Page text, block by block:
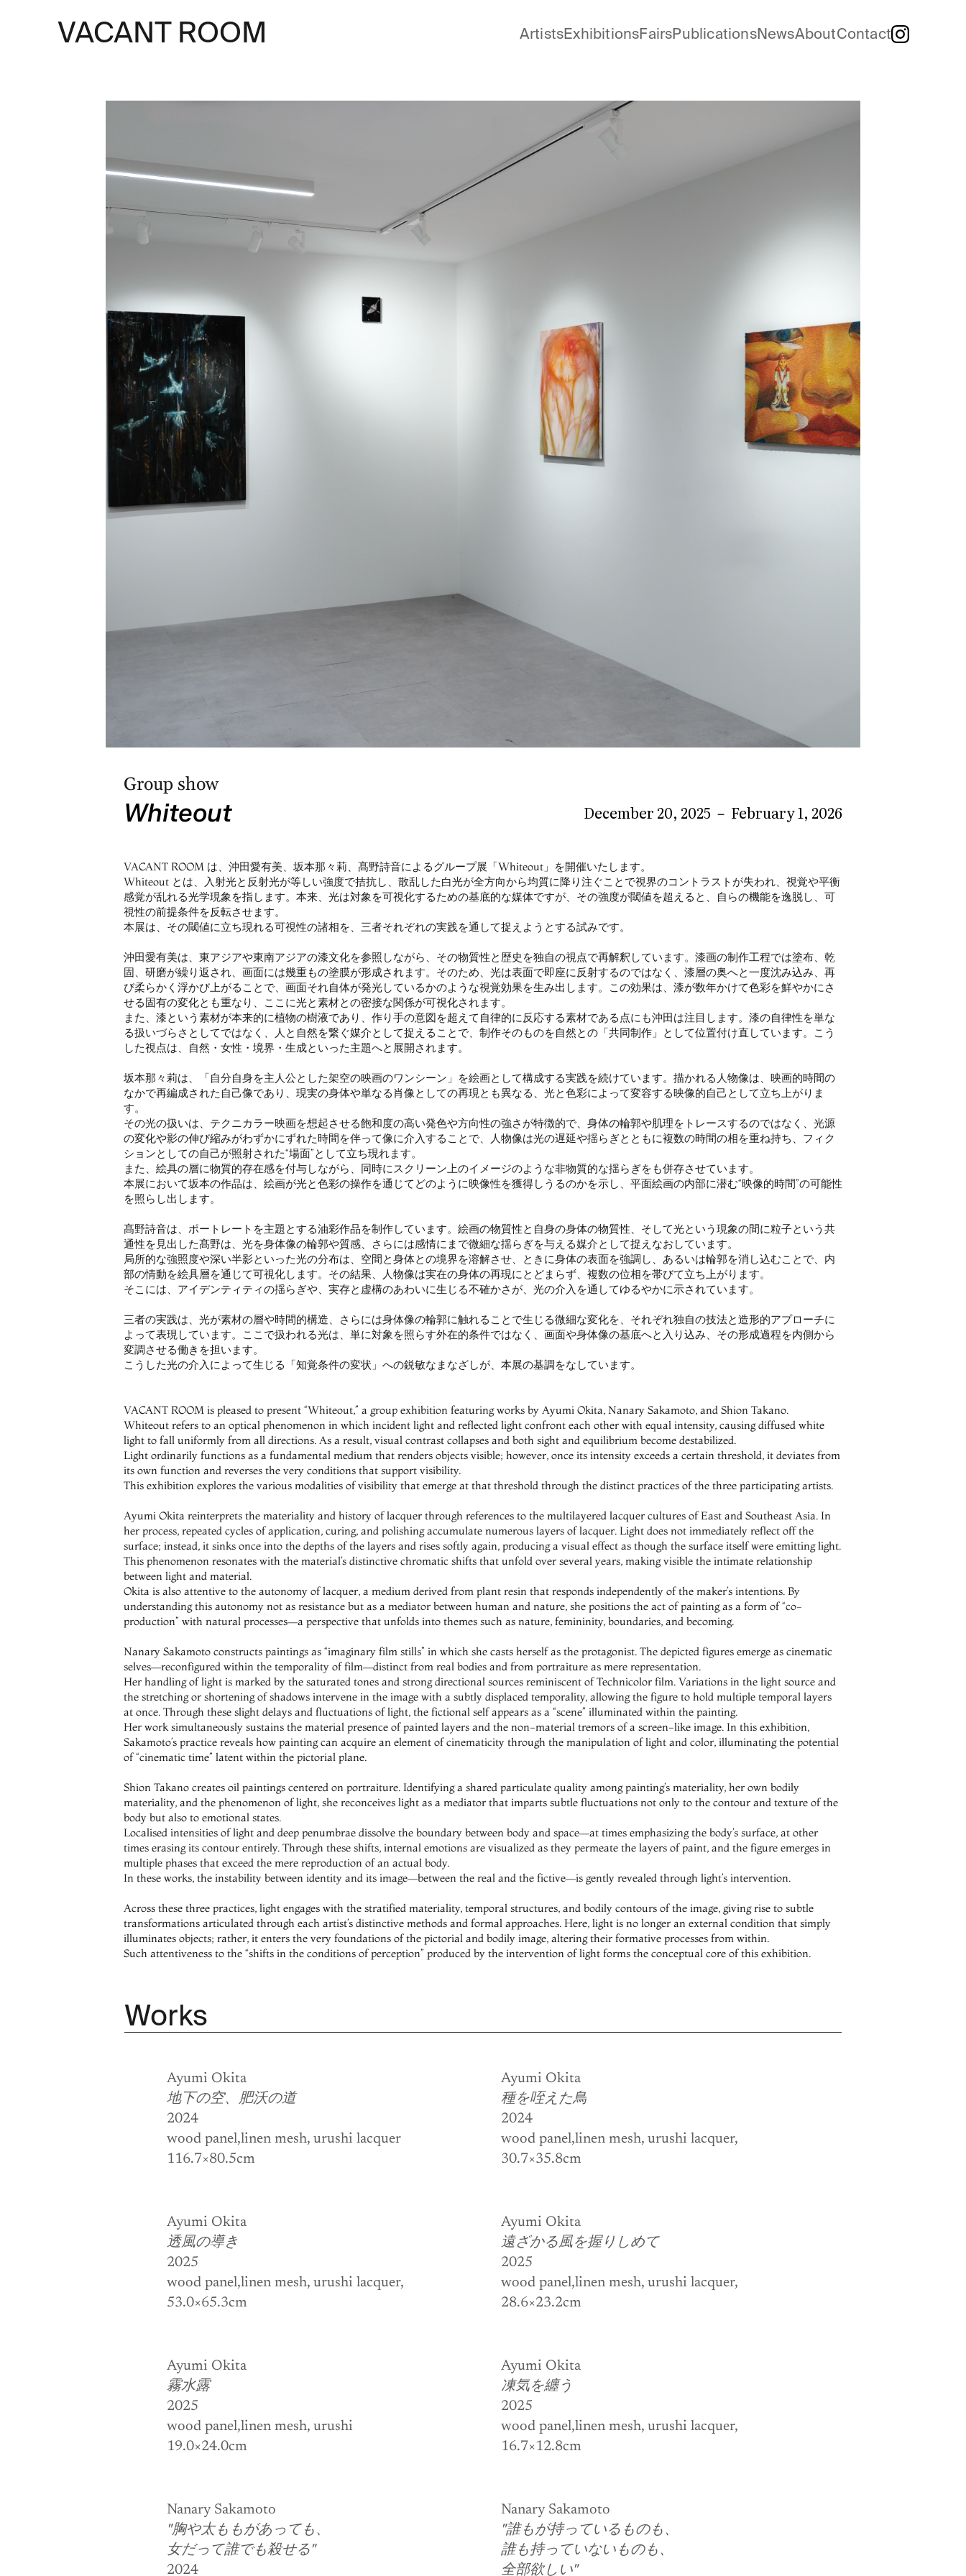
VACANT ROOM ArtistsExhibitionsFairsPublicationsNewsAboutContact
Group show
Whiteout December 20, 2025 － February 1, 2026
VACANT ROOM は、沖田愛有美、坂本那々莉、髙野詩音によるグループ展「Whiteout」を開催いたします。
Whiteout とは、入射光と反射光が等しい強度で拮抗し、散乱した白光が全方向から均質に降り注ぐことで視界のコントラストが失われ、視覚や平衡
感覚が乱れる光学現象を指します。本来、光は対象を可視化するための基底的な媒体ですが、その強度が閾値を超えると、自らの機能を逸脱し、可
視性の前提条件を反転させます。
本展は、その閾値に立ち現れる可視性の諸相を、三者それぞれの実践を通して捉えようとする試みです。
沖田愛有美は、東アジアや東南アジアの漆文化を参照しながら、その物質性と歴史を独自の視点で再解釈しています。漆画の制作工程では塗布、乾
固、研磨が繰り返され、画面には幾重もの塗膜が形成されます。そのため、光は表面で即座に反射するのではなく、漆層の奥へと一度沈み込み、再
び柔らかく浮かび上がることで、画面それ自体が発光しているかのような視覚効果を生み出します。この効果は、漆が数年かけて色彩を鮮やかにさ
せる固有の変化とも重なり、ここに光と素材との密接な関係が可視化されます。
また、漆という素材が本来的に植物の樹液であり、作り手の意図を超えて自律的に反応する素材である点にも沖田は注目します。漆の自律性を単な
る扱いづらさとしてではなく、人と自然を繋ぐ媒介として捉えることで、制作そのものを自然との「共同制作」として位置付け直しています。こう
した視点は、自然・女性・境界・生成といった主題へと展開されます。
坂本那々莉は、「自分自身を主人公とした架空の映画のワンシーン」を絵画として構成する実践を続けています。描かれる人物像は、映画的時間の
なかで再編成された自己像であり、現実の身体や単なる肖像としての再現とも異なる、光と色彩によって変容する映像的自己として立ち上がりま
す。
その光の扱いは、テクニカラー映画を想起させる飽和度の高い発色や方向性の強さが特徴的で、身体の輪郭や肌理をトレースするのではなく、光源
の変化や影の伸び縮みがわずかにずれた時間を伴って像に介入することで、人物像は光の遅延や揺らぎとともに複数の時間の相を重ね持ち、フィク
ションとしての自己が照射された“場面”として立ち現れます。
また、絵具の層に物質的存在感を付与しながら、同時にスクリーン上のイメージのような非物質的な揺らぎをも併存させています。
本展において坂本の作品は、絵画が光と色彩の操作を通じてどのように映像性を獲得しうるのかを示し、平面絵画の内部に潜む“映像的時間”の可能性
を照らし出します。
髙野詩音は、ポートレートを主題とする油彩作品を制作しています。絵画の物質性と自身の身体の物質性、そして光という現象の間に粒子という共
通性を見出した髙野は、光を身体像の輪郭や質感、さらには感情にまで微細な揺らぎを与える媒介として捉えなおしています。
局所的な強照度や深い半影といった光の分布は、空間と身体との境界を溶解させ、ときに身体の表面を強調し、あるいは輪郭を消し込むことで、内
部の情動を絵具層を通じて可視化します。その結果、人物像は実在の身体の再現にとどまらず、複数の位相を帯びて立ち上がります。
そこには、アイデンティティの揺らぎや、実存と虚構のあわいに生じる不確かさが、光の介入を通してゆるやかに示されています。
三者の実践は、光が素材の層や時間的構造、さらには身体像の輪郭に触れることで生じる微細な変化を、それぞれ独自の技法と造形的アプローチに
よって表現しています。ここで扱われる光は、単に対象を照らす外在的条件ではなく、画面や身体像の基底へと入り込み、その形成過程を内側から
変調させる働きを担います。
こうした光の介入によって生じる「知覚条件の変状」への鋭敏なまなざしが、本展の基調をなしています。
VACANT ROOM is pleased to present “Whiteout,” a group exhibition featuring works by Ayumi Okita, Nanary Sakamoto, and Shion Takano.
Whiteout refers to an optical phenomenon in which incident light and reflected light confront each other with equal intensity, causing diffused white
light to fall uniformly from all directions. As a result, visual contrast collapses and both sight and equilibrium become destabilized.
Light ordinarily functions as a fundamental medium that renders objects visible; however, once its intensity exceeds a certain threshold, it deviates from
its own function and reverses the very conditions that support visibility.
This exhibition explores the various modalities of visibility that emerge at that threshold through the distinct practices of the three participating artists.
Ayumi Okita reinterprets the materiality and history of lacquer through references to the multilayered lacquer cultures of East and Southeast Asia. In
her process, repeated cycles of application, curing, and polishing accumulate numerous layers of lacquer. Light does not immediately reflect off the
surface; instead, it sinks once into the depths of the layers and rises softly again, producing a visual effect as though the surface itself were emitting light.
This phenomenon resonates with the material’s distinctive chromatic shifts that unfold over several years, making visible the intimate relationship
between light and material.
Okita is also attentive to the autonomy of lacquer, a medium derived from plant resin that responds independently of the maker’s intentions. By
understanding this autonomy not as resistance but as a mediator between human and nature, she positions the act of painting as a form of “co-
production” with natural processes—a perspective that unfolds into themes such as nature, femininity, boundaries, and becoming.
Nanary Sakamoto constructs paintings as “imaginary film stills” in which she casts herself as the protagonist. The depicted figures emerge as cinematic
selves—reconfigured within the temporality of film—distinct from real bodies and from portraiture as mere representation.
Her handling of light is marked by the saturated tones and strong directional sources reminiscent of Technicolor film. Variations in the light source and
the stretching or shortening of shadows intervene in the image with a subtly displaced temporality, allowing the figure to hold multiple temporal layers
at once. Through these slight delays and fluctuations of light, the fictional self appears as a “scene” illuminated within the painting.
Her work simultaneously sustains the material presence of painted layers and the non-material tremors of a screen-like image. In this exhibition,
Sakamoto’s practice reveals how painting can acquire an element of cinematicity through the manipulation of light and color, illuminating the potential
of “cinematic time” latent within the pictorial plane.
Shion Takano creates oil paintings centered on portraiture. Identifying a shared particulate quality among painting’s materiality, her own bodily
materiality, and the phenomenon of light, she reconceives light as a mediator that imparts subtle fluctuations not only to the contour and texture of the
body but also to emotional states.
Localised intensities of light and deep penumbrae dissolve the boundary between body and space—at times emphasizing the body’s surface, at other
times erasing its contour entirely. Through these shifts, internal emotions are visualized as they permeate the layers of paint, and the figure emerges in
multiple phases that exceed the mere reproduction of an actual body.
In these works, the instability between identity and its image—between the real and the fictive—is gently revealed through light’s intervention.
Across these three practices, light engages with the stratified materiality, temporal structures, and bodily contours of the image, giving rise to subtle
transformations articulated through each artist’s distinctive methods and formal approaches. Here, light is no longer an external condition that simply
illuminates objects; rather, it enters the very foundations of the pictorial and bodily image, altering their formative processes from within.
Such attentiveness to the “shifts in the conditions of perception” produced by the intervention of light forms the conceptual core of this exhibition.
Works
Ayumi Okita
地下の空、肥沃の道
2024
wood panel,linen mesh, urushi lacquer
116.7×80.5cm
Ayumi Okita
透風の導き
2025
wood panel,linen mesh, urushi lacquer,
53.0×65.3cm
Ayumi Okita
霧水露
2025
wood panel,linen mesh, urushi
19.0×24.0cm
Nanary Sakamoto
"胸や太ももがあっても、
女だって誰でも殺せる"
2024
Ayumi Okita
種を咥えた鳥
2024
wood panel,linen mesh, urushi lacquer,
30.7×35.8cm
Ayumi Okita
遠ざかる風を握りしめて
2025
wood panel,linen mesh, urushi lacquer,
28.6×23.2cm
Ayumi Okita
凍気を纏う
2025
wood panel,linen mesh, urushi lacquer,
16.7×12.8cm
Nanary Sakamoto
"誰もが持っているものも、
誰も持っていないものも、
全部欲しい"